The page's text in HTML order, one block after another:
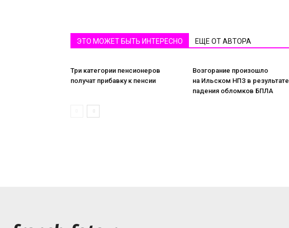
ЭТО МОЖЕТ БЫТЬ ИНТЕРЕСНО ЕЩЕ ОТ АВТОРА
Три категории пенсионеров
получат прибавку к пенсии
Возгорание произошло
на Ильском НПЗ в результате
падения обломков БПЛА